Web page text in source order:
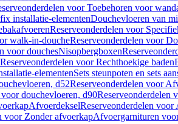
voor Toebehoren voor
installatie-elementenDouchevloeren van
Reserveonderdelen voor
walk-in-doucheReserveonderdelen voor
voor douchesNisopbergboxen
Reserveonderdelen voor Rechthoekige baden
elementenSets steunpoten en sets
d52Reserveonderdelen voor
douchevloeren, d90Reserveonderdelen
AfvoerdekselReserveonderdelen voor
voor Zonder afvoerkapAfvoergarnituren